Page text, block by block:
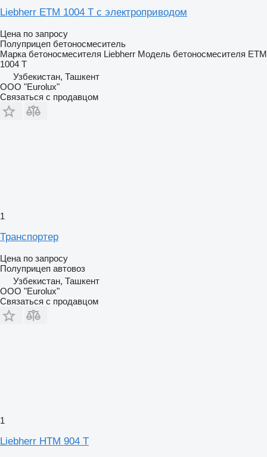
Liebherr ETM 1004 T с электроприводом
Цена по запросу
Полуприцеп бетоносмеситель
Марка бетоносмесителя Liebherr Модель бетоносмесителя ETM
1004 T
Узбекистан, Ташкент
ООО "Eurolux"
Связаться с продавцом
1
Транспортер
Цена по запросу
Полуприцеп автовоз
Узбекистан, Ташкент
ООО "Eurolux"
Связаться с продавцом
1
Liebherr HTM 904 T